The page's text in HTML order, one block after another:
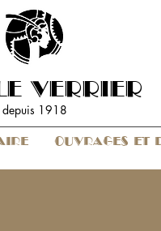
OUVRAGES ET
VERRIER
depuis 1918